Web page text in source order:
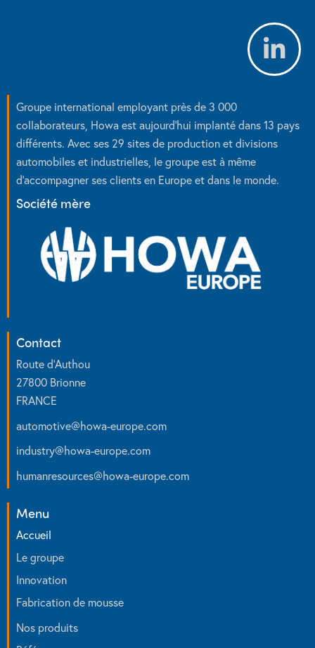
Groupe international employant près de 3 000
collaborateurs, Howa est aujourd’hui implanté dans 13 pays
différents. Avec ses 29 sites de production et divisions
automobiles et industrielles, le groupe est à même
d’accompagner ses clients en Europe et dans le monde.
Société mère
Contact
Route d’Authou
27800 Brionne
FRANCE
automotive@howa-europe.com
industry@howa-europe.com
humanresources@howa-europe.com
Menu
Accueil
Le groupe
Innovation
Fabrication de mousse
Nos produits